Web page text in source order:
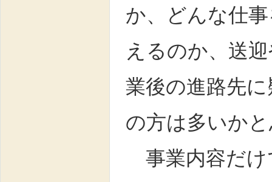
か、どんな仕
えるのか、送
業後の進路先
の方は多いか
事業内容だけ